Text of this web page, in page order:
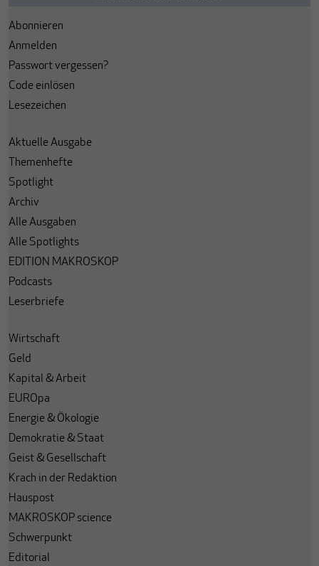
Abonnieren
Anmelden
Passwort vergessen?
Code einlösen
Lesezeichen
Aktuelle Ausgabe
Themenhefte
Spotlight
Archiv
Alle Ausgaben
Alle Spotlights
EDITION MAKROSKOP
Podcasts
Leserbriefe
Wirtschaft
Geld
Kapital & Arbeit
EUROpa
Energie & Ökologie
Demokratie & Staat
Geist & Gesellschaft
Krach in der Redaktion
Hauspost
MAKROSKOP science
Schwerpunkt
Editorial